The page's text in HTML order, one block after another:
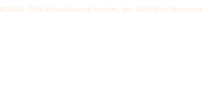
©2026 Oita Broadcasting System, Inc. All Rights Reserved.